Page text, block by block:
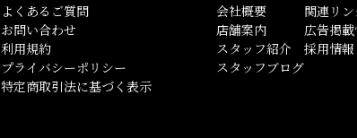
よくあるご質問
お問い合わせ
利用規約
プライバシーポリシー
特定商取引法に基づく表示
会社概要
店舗案内
スタッフ紹介
スタッフブログ
関連リ
広告掲
採用情報